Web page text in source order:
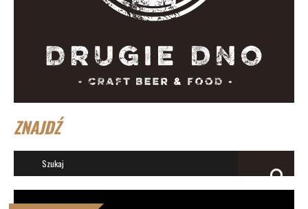
ZNAJDŹ